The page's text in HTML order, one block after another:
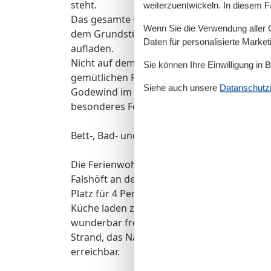
steht.
Das gesamte Grundstück ist eingezäunt.
dem Grundstück und auch eine E-Bike-
aufladen.
Nicht auf dem Gelände von Huus Asgard
gemütlichen Reetdachkate die
Godewind im Obergeschoss. Ebenfalls in
besonderes Ferienhaus für max. 2 Personen.
Bett-, Bad- und Tischwäsche sind
Die Ferienwohnung GODEWIND befindet
Falshöft an der Ostsee. Die
Platz für 4 Personen. Die große
Küche laden zu jeder Jaheszeit zum
wunderbar freien Blick auf die
Strand, das Naturschutzgebiet Geltinger
erreichbar.
weiterzuentwickeln. In diesem
Wenn Sie die Verwendung
Daten für personalisierte
Sie können Ihre Einwilligung in
Siehe auch unsere